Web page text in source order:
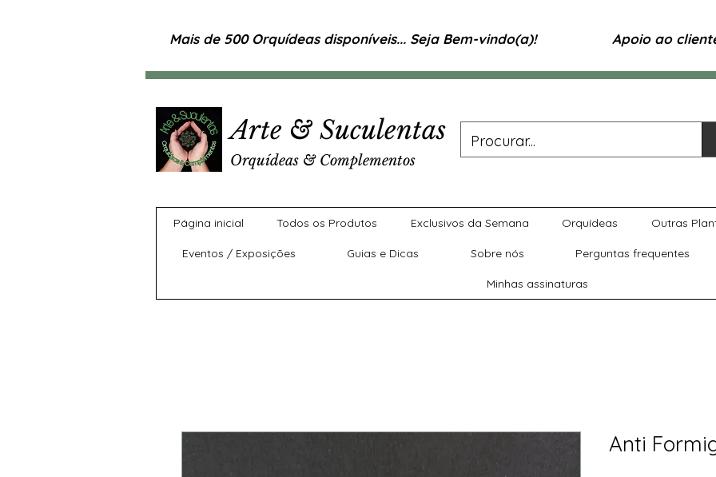
Mais de 500 Orquídeas disponíveis... Seja Bem-vindo(a)! Apoio ao
Arte & Suculentas
Orquídeas & Complementos
Página inicial Todos os Produtos Exclusivos da Semana Orquídeas Outras
Eventos / Exposições Guias e Dicas Sobre nós Perguntas frequentes
Minhas assinaturas
Anti